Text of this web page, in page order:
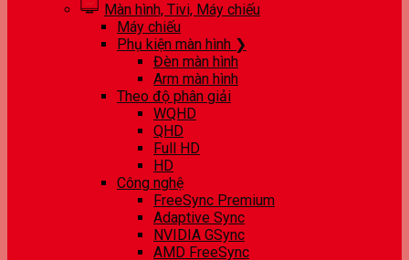
Màn hình, Tivi, Máy chiếu
Máy chiếu
Phụ kiện màn hình ❯
Đèn màn hình
Arm màn hình
Theo độ phân giải
WQHD
QHD
Full HD
HD
Công nghệ
FreeSync Premium
Adaptive Sync
NVIDIA GSync
AMD FreeSync